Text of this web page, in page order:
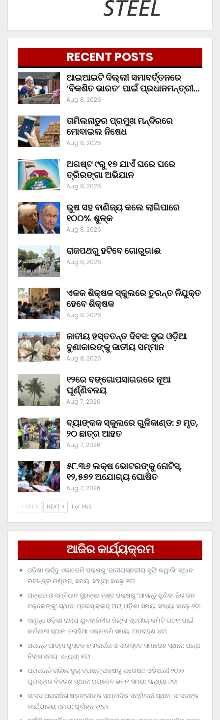
RECENT POSTS
ଆଇଆଇଟି ଦିଲ୍ଲୀ ସମାବର୍ତ୍ତନରେ
‘ବିକଶିତ ଭାରତ’ ପାଇଁ ପ୍ରଧାନମନ୍ତ୍ରୀ…
Aug 8, 2026
ତାମିଲନାଡୁର ପ୍ରମୁଖ ମନ୍ଦିରରେ
ମୋବାଇଲ ନିଷେଧ
Aug 8, 2026
ଅଗଷ୍ଟ ୯ରୁ ୧୭ ଯାଏଁ ଘରେ ଘରେ
ତ୍ରିରଙ୍ଗା ଅଭିଯାନ
Aug 8, 2026
ରୁଷ ସହ ବାଣିଜ୍ୟ କଲେ ଲାଗିପାରେ
୧୦୦% ଶୁଳ୍କ
Aug 8, 2026
ରାଜପଥରୁ ହଟିବେ ଗୋରୁଗାଈ
Aug 8, 2026
ଏକକ ଶିକ୍ଷକ ସ୍କୁଲରେ ତୁରନ୍ତ ନିଯୁକ୍ତ
ହେବେ ଶିକ୍ଷକ
Aug 8, 2026
ଜାତୀୟ ହସ୍ତତନ୍ତ ଦିବସ: ଦୁଇ ଓଡ଼ିଆ
ବୁଣାକାରଙ୍କୁ ଜାତୀୟ ସମ୍ମାନ
Aug 8, 2026
୧୨ରେ ବଙ୍ଗୋପସାଗରରେ ନୂଆ
ଘୂର୍ଣ୍ଣିବଳୟ
Aug 7, 2026
ବ୍ୟାଙ୍କକ ସ୍କୁଲରେ ଗୁଳିକାଣ୍ଡ: ୭ ମୃତ,
୨୦ ଛାତ୍ର ଆହତ
Aug 7, 2026
୫୮.୩୬ ଲକ୍ଷ ଭୋଟରଙ୍କୁ ନୋଟିସ୍‌,
୧୨,୫୭୨ ଅଯୋଗ୍ୟ ଘୋଷିତ
Aug 7, 2026
PREV NEXT 1 of 955
ଆଜିର କାର୍ଯ୍ୟକ୍ରମ
ଓଡ଼ିଶା ଊର୍ଦ୍ଦୁ ଏକାଡେମି ପକ୍ଷରୁ ‘ଜାତୀୟସ୍ତରୀୟ ସୁଫି କୱାଲି’ ସ୍ଥାନ:
ରବୀନ୍ଦ୍ର ମଣ୍ଡପ, ସମୟ: ସଂଧ୍ୟା ସାଢ଼େ ୬ଟା
ଅକ୍ଷର ଓ ସମ୍ବିଧାନ ସୁରକ୍ଷା ମଞ୍ଚ ପକ୍ଷରୁ ‘ଆସନ୍ତୁ ଶୁଣିବା ନିରଂଜନ
ଟକ୍‌ଲେଙ୍କୁ’ ସ୍ଥାନ: ପ୍ରେସ୍‌ କ୍ଲବ୍‌ ଅଫ୍‌ ଓଡ଼ିଶା ସମୟ: ସଂଧ୍ୟା ସାଢ଼େ ୬ଟା
ସମୃଦ୍ଧ ଓଡ଼ିଶା ରାଜ୍ୟ ଯୁବବାହିନୀର ଜିଲ୍ଲା ସ୍ତରୀୟ କମିଟି ଗଠନ ପାଇଁ
କର୍ମଶାଳା ସ୍ଥାନ: ଲୋହିଆ ଏକାଡେମି ସମୟ: ଅପରାହ୍‌ଣ ୪ଟା
ଅଶାନ୍ତ ଆତ୍ମା ପୁସ୍ତକ ଲୋକାର୍ପଣ ଓ ସାରସ୍ବତ ସମାରୋହ ସ୍ଥାନ: ପାନ୍ଥ
ନିବାସ ସମୟ: ସନ୍ଧ୍ୟା ୫ଟା
ପ୍ରଶାନ୍ତି ଚାରିଟେବୁଲ୍‌ ଟ୍ରଷ୍ଟ୍‌ ପକ୍ଷରୁ ଶ୍ରେଷ୍ଠ ଓଡ଼ିଆଣୀ ୨୦୨୨
ପୁରସ୍କାର ବିତରଣ ସ୍ଥାନ: ଜୟଦେବ ଭବନ ସମୟ: ସନ୍ଧ୍ୟା ୬ଟା
ସାଂସଦ ଅପରାଜିତା ଷଡ଼ଙ୍ଗୀଙ୍କ ସାମ୍ବାଦିକ ସମ୍ମିଳନୀ ସ୍ଥାନ: ସାଂସଦଙ୍କ
କାର୍ଯ୍ୟାଳୟ ସମୟ: ପୂର୍ବାହ୍ନ ୧୧ଟା